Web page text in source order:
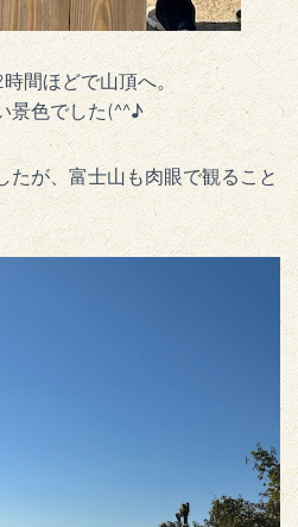
間ほどで山頂へ。
景色でした(^^♪
たが、富士山も肉眼で観ること